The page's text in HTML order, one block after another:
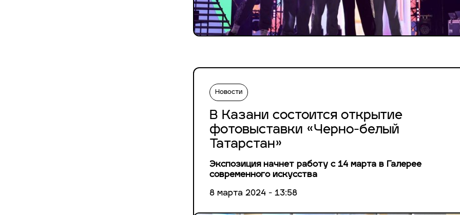
Новости
В Казани состоится открытие
фотовыставки «Черно-белый
Татарстан»
Экспозиция начнет работу с 14 марта в Галерее
современного искусства
8 марта 2024 - 13:58